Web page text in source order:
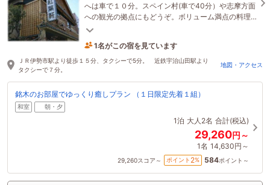
へは車で１０分。スペイン村(車で40分）や志摩方面
への観光の拠点にもどうぞ。ボリューム満点の料理
が大好評！また来るね、そんな笑顔が絶えないお宿
1名がこの宿を見ています
19時間前に予約されました
ＪＲ伊勢市駅より徒歩１５分、タクシーで5分。 近鉄宇治山田駅より
タクシーで７分。
地図・アクセス
銘木のお部屋でゆっくり癒しプラン （１日限定先着１組）
和室 朝・夕
1泊 大人2名 合計(税込)
29,260円～
1名 14,630円～
29,260スコア～ ポイント 2% 584ポイント～